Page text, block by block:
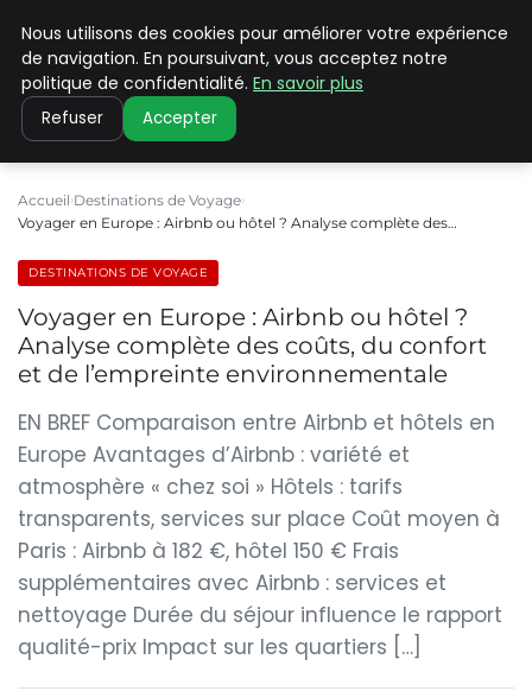
PILAT PATRIMOINES
Accueil Destinations de Voyage
Voyager en Europe : Airbnb ou hôtel ? Analyse complète des…
DESTINATIONS DE VOYAGE
Voyager en Europe : Airbnb ou hôtel ?
Analyse complète des coûts, du confort
et de l’empreinte environnementale
EN BREF Comparaison entre Airbnb et hôtels en
Europe Avantages d’Airbnb : variété et
atmosphère « chez soi » Hôtels : tarifs
transparents, services sur place Coût moyen à
Paris : Airbnb à 182 €, hôtel 150 € Frais
supplémentaires avec Airbnb : services et
nettoyage Durée du séjour influence le rapport
qualité-prix Impact sur les quartiers […]
Nous utilisons des cookies pour améliorer votre expérience
de navigation. En poursuivant, vous acceptez notre
politique de confidentialité. En savoir plus
Refuser Accepter